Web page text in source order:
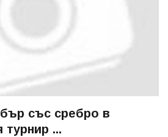
със сребро в
...